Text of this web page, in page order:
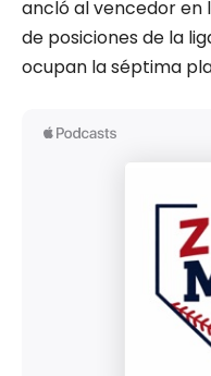
ancló al vencedor en
de posiciones de la
ocupan la séptima